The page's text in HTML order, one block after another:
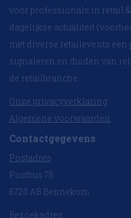
voor professionals in retail
dagelijkse actualiteit
met diverse retailevents een
signaleren en duiden van
de retailbranche.
Onze privacyverklaring
Algemene voorwaarden
Contactgegevens
Postadres
Postbus 78
6720 AB Bennekom
Bezoekadres